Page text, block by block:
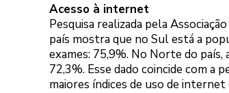
Acesso à internet
Pesquisa realizada pela
país mostra que no Sul está a
exames: 75,9%. No Norte do
72,3%. Esse dado coincide com a
maiores índices de uso de